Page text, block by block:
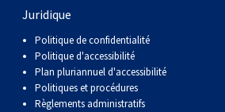
Juridique
Politique de confidentialité
Politique d'accessibilité
Plan pluriannuel d'accessibilité
Politiques et procédures
Règlements administratifs